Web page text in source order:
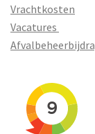
Vrachtkosten
Vacatures